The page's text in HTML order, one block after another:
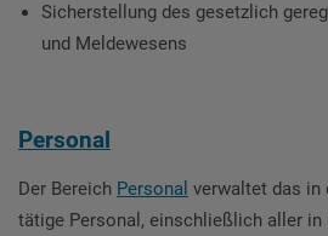
Sicherstellung des gesetzlich
und Meldewesens
Personal
Der Bereich Personal verwaltet das in
tätige Personal, einschließlich aller in